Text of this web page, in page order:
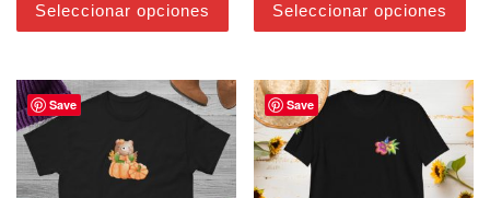
Seleccionar opciones Seleccionar opciones
Save Save